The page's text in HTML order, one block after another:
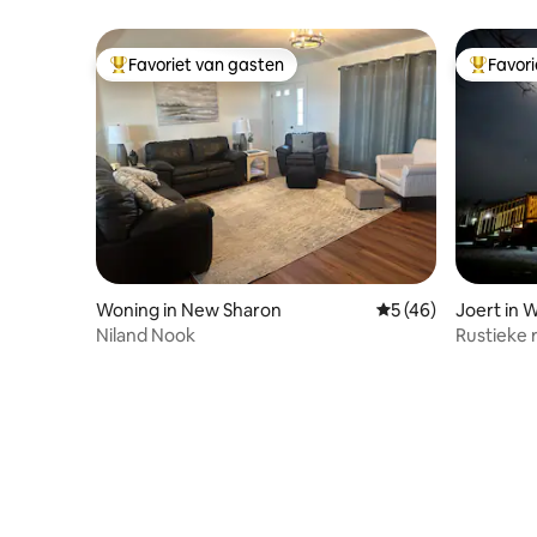
Topfavoriet van gasten
Favoriet van gasten
Woning in New Sharon Gemiddelde
5 (46)
Niland Nook
Joert in
Rustieke